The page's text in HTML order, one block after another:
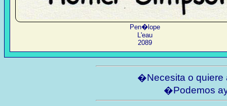
Pen�lope
L'eau
2089
�Necesita o
�Podemos